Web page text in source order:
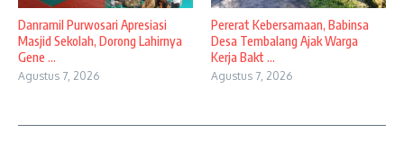
Danramil Purwosari Apresiasi
Masjid Sekolah, Dorong Lahirnya
Gene ...
Agustus 7, 2026
Pererat Kebersamaan, Babinsa
Desa Tembalang Ajak Warga
Kerja Bakt ...
Agustus 7, 2026